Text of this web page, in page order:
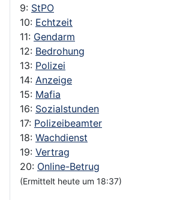
9: StPO
10: Echtzeit
11: Gendarm
12: Bedrohung
13: Polizei
14: Anzeige
15: Mafia
16: Sozialstunden
17: Polizeibeamter
18: Wachdienst
19: Vertrag
20: Online-Betrug
(Ermittelt heute um 18:37)